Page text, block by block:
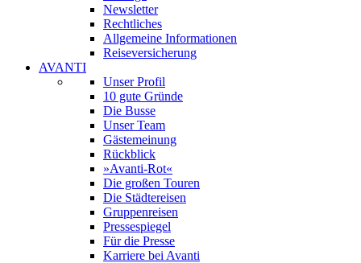
Newsletter
Rechtliches
Allgemeine Informationen
Reiseversicherung
AVANTI
Unser Profil
10 gute Gründe
Die Busse
Unser Team
Gästemeinung
Rückblick
»Avanti-Rot«
Die großen Touren
Die Städtereisen
Gruppenreisen
Pressespiegel
Für die Presse
Karriere bei Avanti